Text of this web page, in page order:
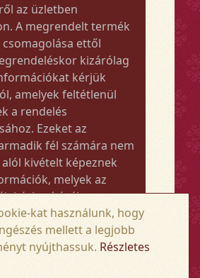
az üzletben
A megrendelt termék
csomagolása ettől
kizárólag
kérjük
amelyek feltétlenül
a rendelés
Ezeket az
fél számára nem
kivételt képeznek
melyek az
kézbesítéséhez vagy
szükségesek.
a megrendelt termék
az 50.000 Ft-ot,
kat használunk, hogy
mellett a legjobb
nyújthassuk. Részletes